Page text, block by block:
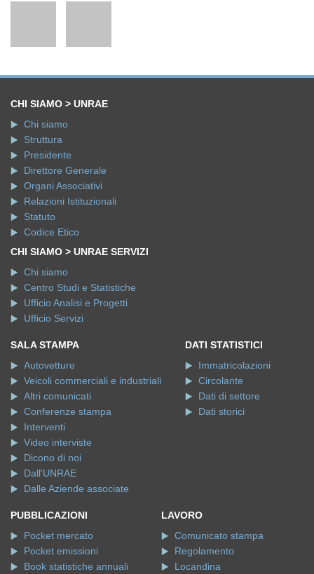
CHI SIAMO > UNRAE
Chi siamo
Struttura
Presidente
Direttore Generale
Organi Associativi
Relazioni Istituzionali
Statuto
Codice Etico
CHI SIAMO > UNRAE SERVIZI
Chi siamo
Centro Studi e Statistiche
Ufficio Analisi e Progetti
Ufficio Servizi
SALA STAMPA
Autovetture
Veicoli commerciali e industriali
Altri comunicati
Conferenze stampa
Interventi
Video interviste
Dicono di noi
Dall'UNRAE
Dalle Aziende associate
DATI STATISTICI
Immatricolazioni
Circolante
Dati di settore
Dati storici
PUBBLICAZIONI
Pocket mercato
Pocket emissioni
Book statistiche annuali
LAVORO
Comunicato stampa
Regolamento
Locandina